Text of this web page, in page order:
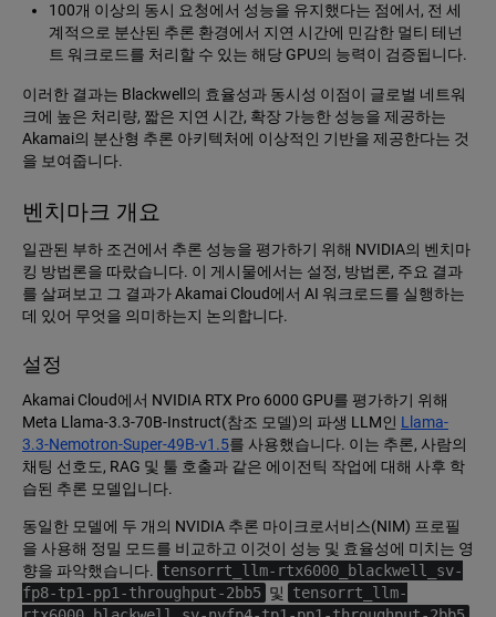
100개 이상의 동시 요청에서 성능을 유지했다는 점에서, 전 세
계적으로 분산된 추론 환경에서 지연 시간에 민감한 멀티 테넌
트 워크로드를 처리할 수 있는 해당 GPU의 능력이 검증됩니다.
이러한 결과는 Blackwell의 효율성과 동시성 이점이 글로벌 네트워
크에 높은 처리량, 짧은 지연 시간, 확장 가능한 성능을 제공하는
Akamai의 분산형 추론 아키텍처에 이상적인 기반을 제공한다는 것
을 보여줍니다.
벤치마크 개요
일관된 부하 조건에서 추론 성능을 평가하기 위해 NVIDIA의 벤치마
킹 방법론을 따랐습니다. 이 게시물에서는 설정, 방법론, 주요 결과
를 살펴보고 그 결과가 Akamai Cloud에서 AI 워크로드를 실행하는
데 있어 무엇을 의미하는지 논의합니다.
설정
Akamai Cloud에서 NVIDIA RTX Pro 6000 GPU를 평가하기 위해
Meta Llama-3.3-70B-Instruct(참조 모델)의 파생 LLM인 Llama-
3.3-Nemotron-Super-49B-v1.5를 사용했습니다. 이는 추론, 사람의
채팅 선호도, RAG 및 툴 호출과 같은 에이전틱 작업에 대해 사후 학
습된 추론 모델입니다.
동일한 모델에 두 개의 NVIDIA 추론 마이크로서비스(NIM) 프로필
을 사용해 정밀 모드를 비교하고 이것이 성능 및 효율성에 미치는 영
향을 파악했습니다. tensorrt_llm-rtx6000_blackwell_sv-
fp8-tp1-pp1-throughput-2bb5 및
tensorrt_llm-